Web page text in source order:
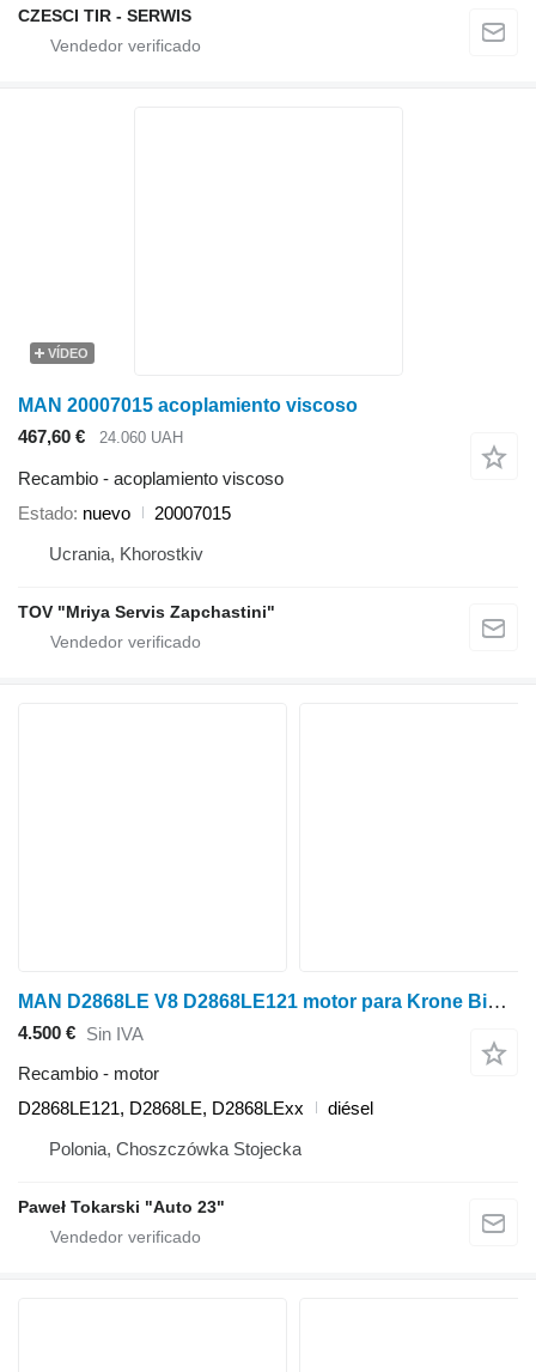
CZESCI TIR - SERWIS
VÍDEO
MAN 20007015 acoplamiento viscoso
467,60 €
24.060 UAH
Recambio - acoplamiento viscoso
Estado nuevo
20007015
Ucrania, Khorostkiv
TOV "Mriya Servis Zapchastini"
MAN D2868LE V8 D2868LE121 motor para Krone Big X cosechadora de forraje
4.500 € Sin IVA
Recambio - motor
D2868LE121, D2868LE, D2868LExx
diésel
Polonia, Choszczówka Stojecka
Paweł Tokarski "Auto 23"